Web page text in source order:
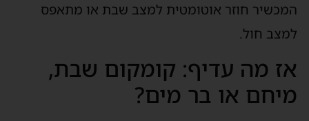
המכשיר חוזר אוטומטית למצב שבת או מתאפס
למצב חול.
אז מה עדיף: קומקום שבת,
מיחם או בר מים?